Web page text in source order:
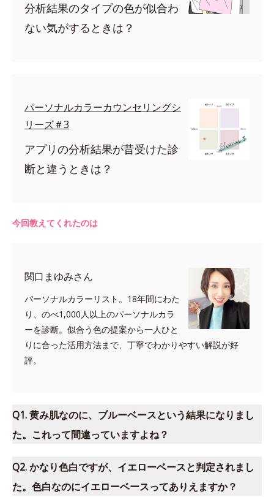
分析結果のタイプの色が似合わ
ない気がするときは？
パーソナルカラーカウンセリングシ
リーズ＃3
アプリの分析結果が昔受けた診
断と違うときは？
今回教えてくれたのは
関口まゆみさん
パーソナルカラーリスト。18年間にわた
り、のべ1,000人以上のパーソナルカラ
ーを診断。似合う色の提案から一人ひと
りに合った活用方法まで、丁寧でわかりやすい解説が好
評。
Q1. 黄み肌なのに、ブルーベースという結果になりまし
た。これって間違っていますよね？
Q2. かなり色白ですが、イエローベースと判定されまし
た。色白なのにイエローベースってありえますか？